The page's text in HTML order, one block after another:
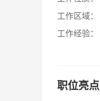
工作区域：
工作经验：
职位亮点